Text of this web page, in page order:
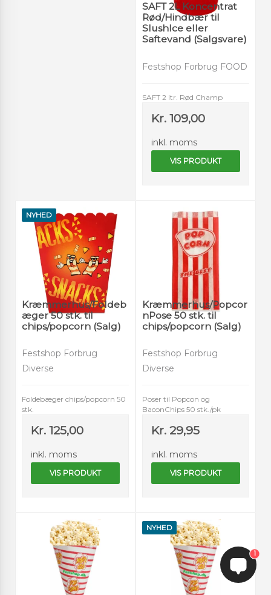
SAFT 2L Koncentrat
Rød/Hindbær til
SlushIce eller
Saftevand (Salgsvare)
Festshop Forbrug FOOD
SAFT 2 ltr. Rød Champ
Kr. 109,00
inkl. moms
VIS PRODUKT
NYHED
Kræmmerhus/Foldeb
æger 50 stk. til
chips/popcorn (Salg)
Festshop Forbrug
Diverse
Foldebæger chips/popcorn 50
stk.
Kr. 125,00
inkl. moms
VIS PRODUKT
Kræmmerhus/Popcor
nPose 50 stk. til
chips/popcorn (Salg)
Festshop Forbrug
Diverse
Poser til Popcon og
BaconChips 50 stk./pk
Kr. 29,95
inkl. moms
VIS PRODUKT
NYHED
1